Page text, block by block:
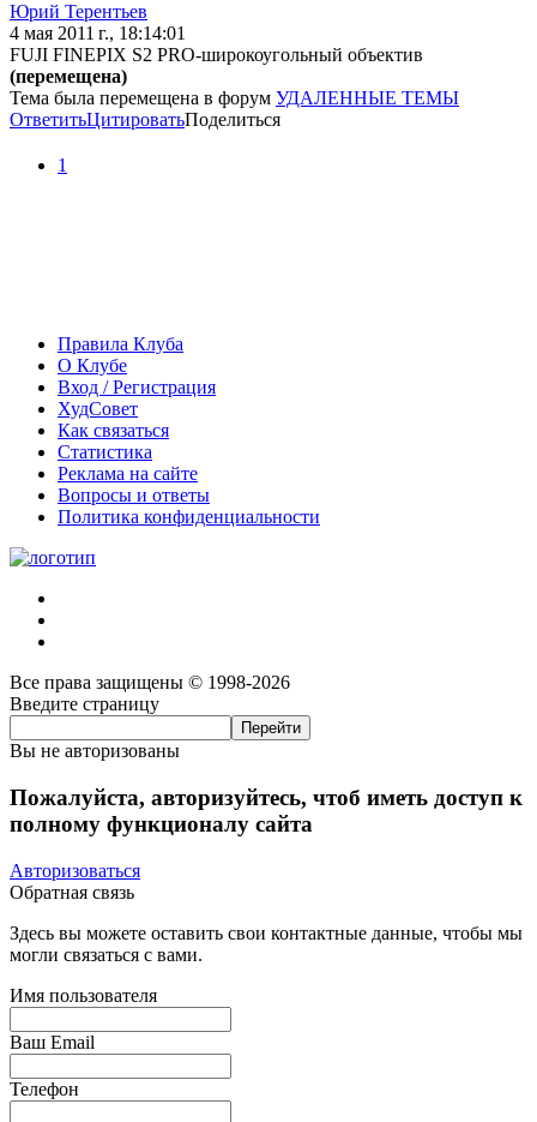
Юрий Терентьев
4 мая 2011 г., 18:14:01
FUJI FINEPIX S2 PRO-широкоугольный объектив
(перемещена)
Тема была перемещена в форум УДАЛЕННЫЕ ТЕМЫ
ОтветитьЦитироватьПоделиться
1
Правила Клуба
О Клубе
Вход / Регистрация
ХудСовет
Как связаться
Статистика
Реклама на сайте
Вопросы и ответы
Политика конфиденциальности
Все права защищены © 1998-2026
Введите страницу
Вы не авторизованы
Пожалуйста, авторизуйтесь, чтоб иметь доступ к
полному функционалу сайта
Авторизоваться
Обратная связь
Здесь вы можете оставить свои контактные данные, чтобы мы
могли связаться с вами.
Имя пользователя
Ваш Email
Телефон